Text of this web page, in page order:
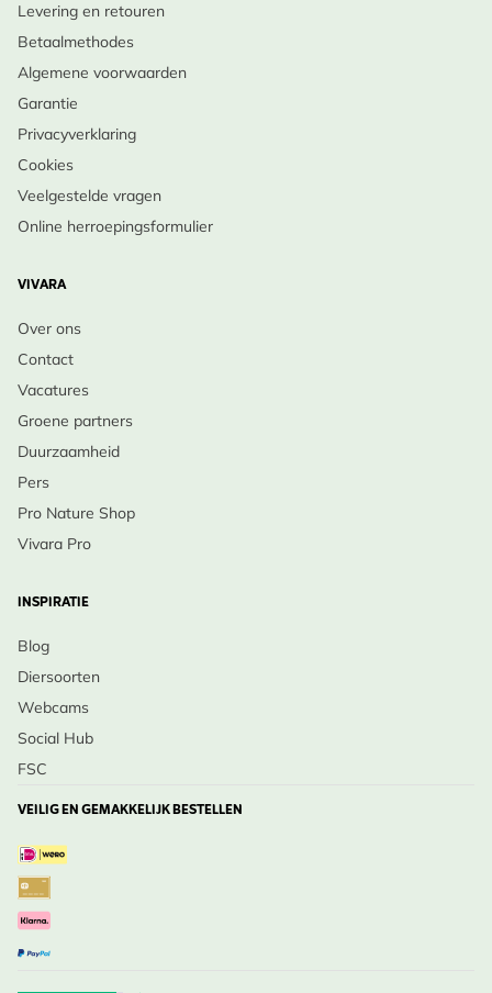
Levering en retouren
Betaalmethodes
Algemene voorwaarden
Garantie
Privacyverklaring
Cookies
Veelgestelde vragen
Online herroepingsformulier
VIVARA
Over ons
Contact
Vacatures
Groene partners
Duurzaamheid
Pers
Pro Nature Shop
Vivara Pro
INSPIRATIE
Blog
Diersoorten
Webcams
Social Hub
FSC
VEILIG EN GEMAKKELIJK BESTELLEN